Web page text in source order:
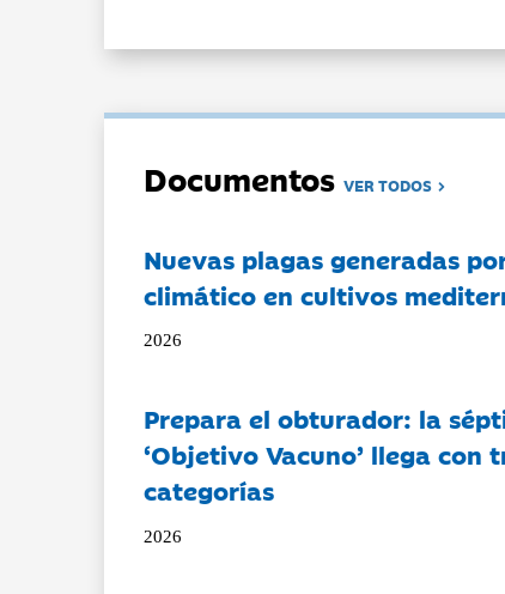
DocumentosVER TODOS
Nuevas plagas generadas
climático en cultivos
2026
Prepara el obturador: la
‘Objetivo Vacuno’ llega con
categorías
2026